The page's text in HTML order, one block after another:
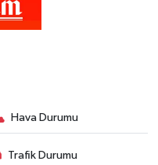
Hava Durumu
Trafik Durumu